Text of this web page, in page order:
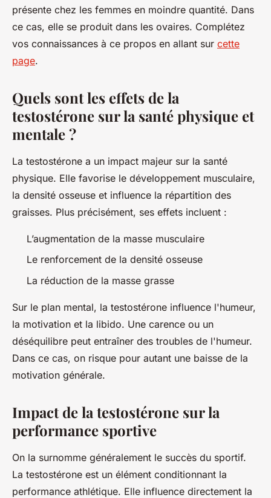
présente chez les femmes en moindre quantité. Dans
ce cas, elle se produit dans les ovaires. Complétez
vos connaissances à ce propos en allant sur cette
page.
Quels sont les effets de la
testostérone sur la santé physique et
mentale ?
La testostérone a un impact majeur sur la santé
physique. Elle favorise le développement musculaire,
la densité osseuse et influence la répartition des
graisses. Plus précisément, ses effets incluent :
L’augmentation de la masse musculaire
Le renforcement de la densité osseuse
La réduction de la masse grasse
Sur le plan mental, la testostérone influence l'humeur,
la motivation et la libido. Une carence ou un
déséquilibre peut entraîner des troubles de l'humeur.
Dans ce cas, on risque pour autant une baisse de la
motivation générale.
Impact de la testostérone sur la
performance sportive
On la surnomme généralement le succès du sportif.
La testostérone est un élément conditionnant la
performance athlétique. Elle influence directement la